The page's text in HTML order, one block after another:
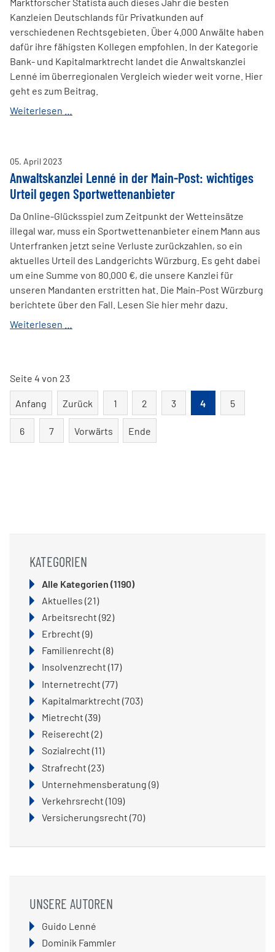
Kanzleien Deutschlands für Privatkunden auf
verschiedenen Rechtsgebieten. Über 4.000 Anwälte haben
dafür ihre fähigsten Kollegen empfohlen. In der Kategorie
Bank- und Kapitalmarktrecht landet die Anwaltskanzlei
Lenné im überregionalen Vergleich wieder weit vorne. Hier
geht es zum Beitrag.
Weiterlesen …
Top-
Kanzleien
05. April 2023
Anwaltskanzlei Lenné in der Main-Post: wichtiges
Urteil gegen Sportwettenanbieter
Da Online-Glücksspiel zum Zeitpunkt der Wetteinsätze
illegal war, muss ein Sportwettenanbieter einem Mann aus
Unterfranken jetzt seine Verluste zurückzahlen, so ein
aktuelles Urteil des Landgerichts Würzburg. Es geht dabei
um eine Summe von 80.000 €, die unsere Kanzlei für
unseren Mandanten erstritten hat. Die Main-Post Würzburg
berichtete über den Fall. Lesen Sie hier mehr dazu.
Weiterlesen …
Urteil
gegen
Seite 4 von 23
Anfang Zurück 1 2 3 4 5
6 7 Vorwärts Ende
KATEGORIEN
Alle Kategorien (1190)
Aktuelles (21)
Arbeitsrecht (92)
Erbrecht (9)
Familienrecht (8)
Insolvenzrecht (17)
Internetrecht (77)
Kapitalmarktrecht (703)
Mietrecht (39)
Reiserecht (2)
Sozialrecht (11)
Strafrecht (23)
Unternehmensberatung (9)
Verkehrsrecht (109)
Versicherungsrecht (70)
UNSERE AUTOREN
Navigation
überspringen
Guido Lenné
Dominik Fammler